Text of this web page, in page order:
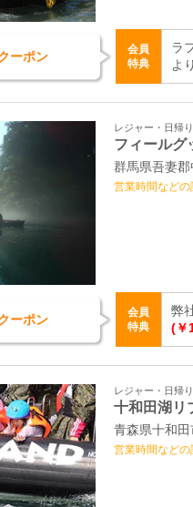
ーポン
会員
特典
ラ
より
レジャー・日帰
フィールグ
群馬県吾妻
営業時間などの
ーポン
会員
特典
弊
(￥
レジャー・日帰
十和田湖リ
青森県十和
営業時間などの